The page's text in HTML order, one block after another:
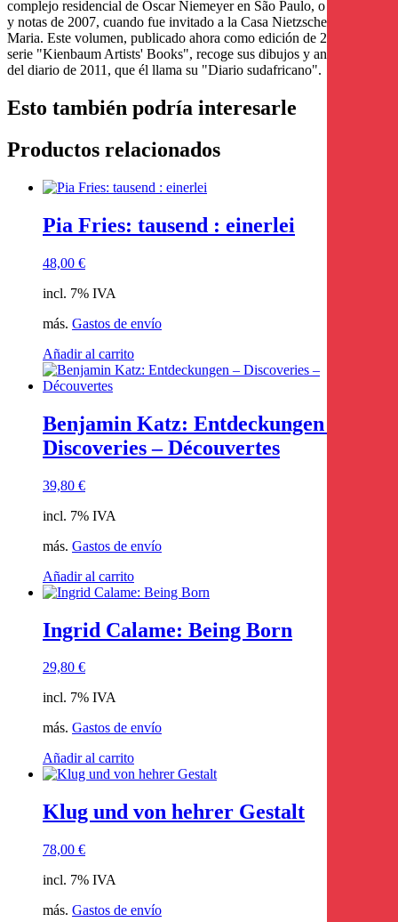
complejo residencial de Oscar Niemeyer en São Paulo, o sus dibujos
y notas de 2007, cuando fue invitado a la Casa Nietzsche en Sils-
Maria. Este volumen, publicado ahora como edición de 2013 en la
serie "Kienbaum Artists' Books", recoge sus dibujos y anotaciones
del diario de 2011, que él llama su "Diario sudafricano".
Esto también podría interesarle
Productos relacionados
Pia Fries: tausend : einerlei
48,00 €
incl. 7% IVA
más. Gastos de envío
Añadir al carrito
Benjamin Katz: Entdeckungen –
Discoveries – Découvertes
39,80 €
incl. 7% IVA
más. Gastos de envío
Añadir al carrito
Ingrid Calame: Being Born
29,80 €
incl. 7% IVA
más. Gastos de envío
Añadir al carrito
Klug und von hehrer Gestalt
78,00 €
incl. 7% IVA
más. Gastos de envío